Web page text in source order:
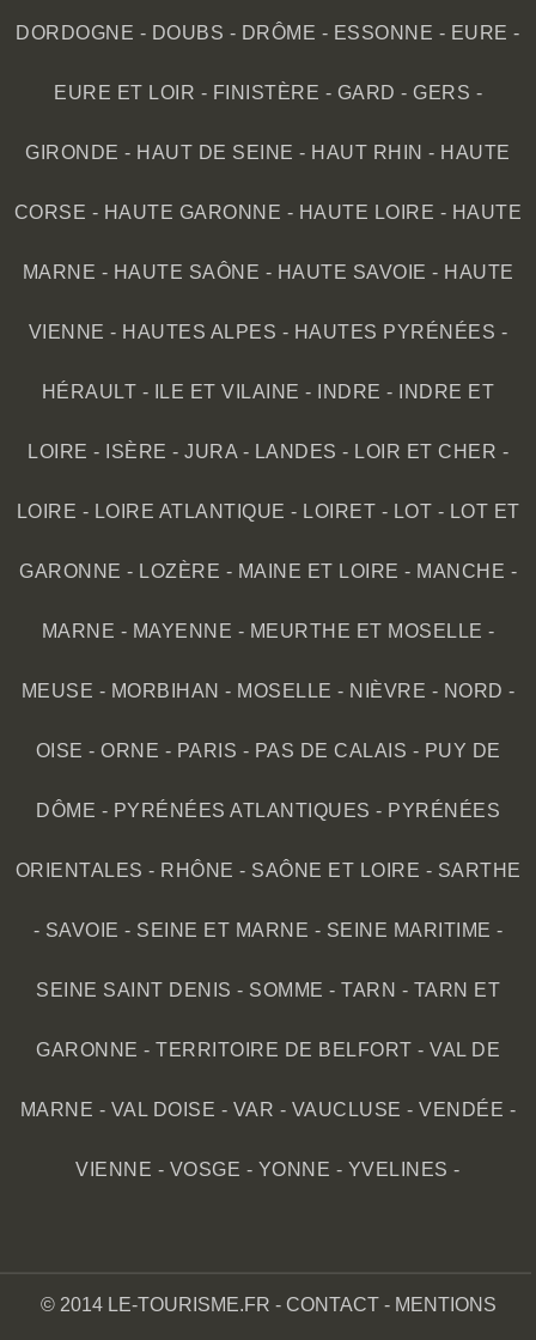
DORDOGNE - DOUBS - DRÔME - ESSONNE - EURE -
EURE ET LOIR - FINISTÈRE - GARD - GERS -
GIRONDE - HAUT DE SEINE - HAUT RHIN - HAUTE
CORSE - HAUTE GARONNE - HAUTE LOIRE - HAUTE
MARNE - HAUTE SAÔNE - HAUTE SAVOIE - HAUTE
VIENNE - HAUTES ALPES - HAUTES PYRÉNÉES -
HÉRAULT - ILE ET VILAINE - INDRE - INDRE ET
LOIRE - ISÈRE - JURA - LANDES - LOIR ET CHER -
LOIRE - LOIRE ATLANTIQUE - LOIRET - LOT - LOT ET
GARONNE - LOZÈRE - MAINE ET LOIRE - MANCHE -
MARNE - MAYENNE - MEURTHE ET MOSELLE -
MEUSE - MORBIHAN - MOSELLE - NIÈVRE - NORD -
OISE - ORNE - PARIS - PAS DE CALAIS - PUY DE
DÔME - PYRÉNÉES ATLANTIQUES - PYRÉNÉES
ORIENTALES - RHÔNE - SAÔNE ET LOIRE - SARTHE
- SAVOIE - SEINE ET MARNE - SEINE MARITIME -
SEINE SAINT DENIS - SOMME - TARN - TARN ET
GARONNE - TERRITOIRE DE BELFORT - VAL DE
MARNE - VAL DOISE - VAR - VAUCLUSE -VENDÉE -
VIENNE - VOSGE - YONNE - YVELINES -
© 2014 LE-TOURISME.FR - CONTACT- MENTIONS